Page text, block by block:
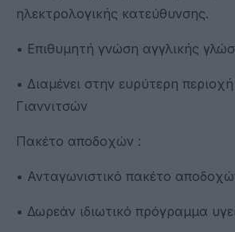
ηλεκτρολογικής κατεύθυνσης.
• Επιθυμητή γνώση αγγλικής
• Διαμένει στην ευρύτερη
Γιαννιτσών
Πακέτο αποδοχών :
• Ανταγωνιστικό πακέτο
• Δωρεάν ιδιωτικό πρόγραμμα